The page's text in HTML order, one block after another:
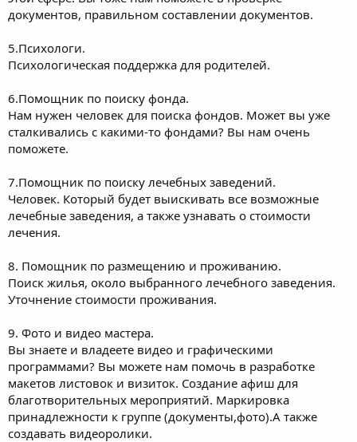
документов, правильном составлении документов.
5.Психологи.
Психологическая поддержка для родителей.
6.Помощник по поиску фонда.
Нам нужен человек для поиска фондов. Может вы уже
сталкивались с какими-то фондами? Вы нам очень
поможете.
7.Помощник по поиску лечебных заведений.
Человек. Который будет выискивать все возможные
лечебные заведения, а также узнавать о стоимости
лечения.
8. Помощник по размещению и проживанию.
Поиск жилья, около выбранного лечебного заведения.
Уточнение стоимости проживания.
9. Фото и видео мастера.
Вы знаете и владеете видео и графическими
программами? Вы можете нам помочь в разработке
макетов листовок и визиток. Создание афиш для
благотворительных мероприятий. Маркировка
принадлежности к группе (документы,фото).А также
создавать видеоролики.